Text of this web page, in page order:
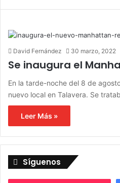
David Fernández 30 marzo, 2022
Se inaugura el
En la tarde-noche del 8 de
nuevo local en Talavera. Se
Leer Más »
Síguenos